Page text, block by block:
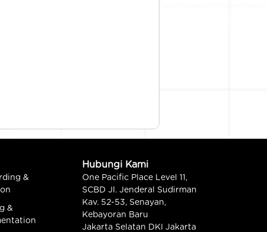
&
&
Hubungi Kami
One Pacific Place Level 11,
SCBD Jl. Jenderal Sudirman
Kav. 52-53, Senayan,
Kebayoran Baru
Jakarta Selatan DKI Jakarta